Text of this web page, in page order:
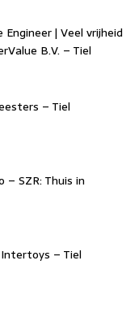
| Veel vrijheid
B.V. – Tiel
– Tiel
SZR: Thuis in
– Tiel